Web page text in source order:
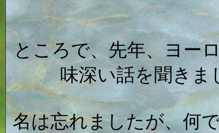
ところで、先年、ヨー
味深い話を聞きま
名は忘れましたが、何